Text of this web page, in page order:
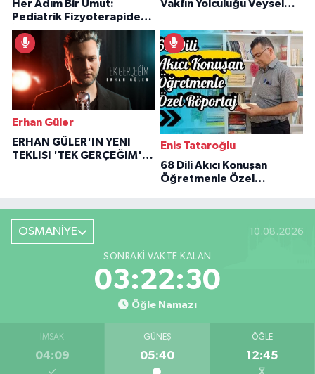
Her Adım Bir Umut:
Pediatrik Fizyoterapiden
İlham Veren Hikâyeler
Vakfın Yolculuğu Veysel
Erhan Güler
ERHAN GÜLER'IN YENI
TEKLISI 'TEK GERÇEĞIM'LE
Enis Tataroğlu
68 Dili Akıcı Konuşan
Öğretmenle Özel
OSMANİYE 10.08.2026
SONRAKI VAKTE KALAN
03:22:29
Öğle Namazı
İMSAK
04:09
GÜNEŞ
05:40
ÖĞLE
12:45